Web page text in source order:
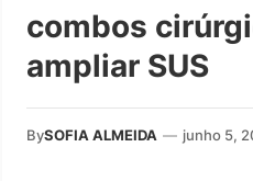
combos
ampliar SUS
BySOFIA ALMEIDA — junho 5,